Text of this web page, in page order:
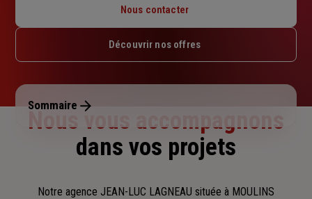
Jeudi : 08h – 12h15
Dimanche : Fermé
Nous contacter
Découvrir nos offres
Sommaire
Nous vous accompagnons
dans vos projets
Notre agence JEAN-LUC LAGNEAU située à MOULINS